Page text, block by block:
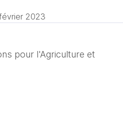
2023
pour l'Agriculture et